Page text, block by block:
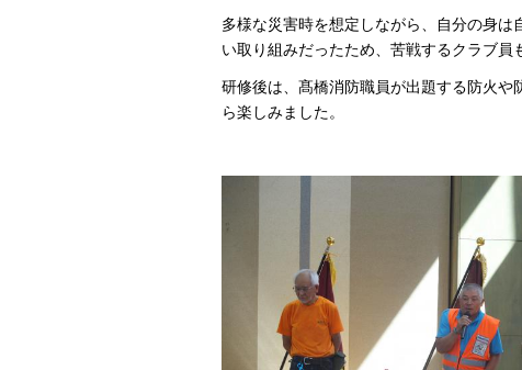
多様な災害時を想定しながら、自分の身
い取り組みだったため、苦戦するクラブ員
研修後は、髙橋消防職員が出題する防火
ら楽しみました。